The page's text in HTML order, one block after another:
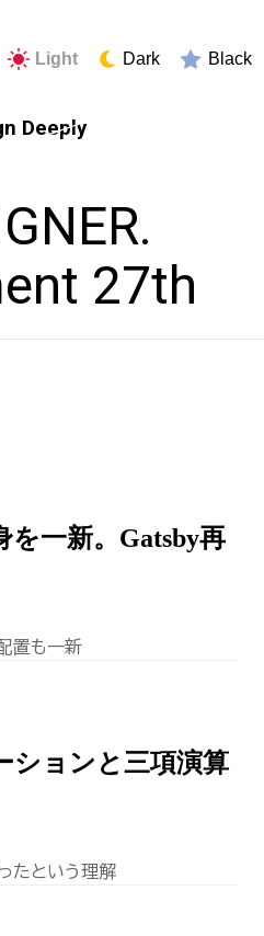
Light Dark Black
Deeply
27th
を一新。Gatsby再
置も一新
ションと三項演算
たという理解